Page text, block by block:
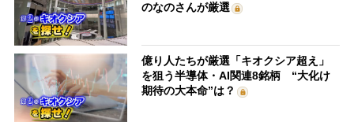
のなのさんが厳選
億り人たちが厳選「キオクシア超え」
を狙う半導体・AI関連8銘柄 “大化け
期待の大本命”は？